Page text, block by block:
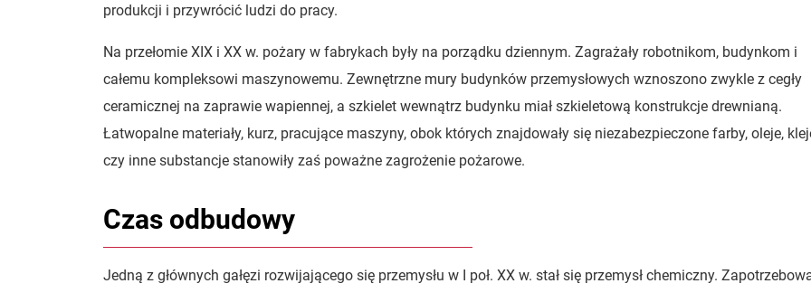
produkcji i przywrócić ludzi do pracy.
Na przełomie XIX i XX w. pożary w fabrykach były na porządku dziennym. Zagrażały robotnikom, budynkom i
całemu kompleksowi maszynowemu. Zewnętrzne mury budynków przemysłowych wznoszono zwykle z cegły
ceramicznej na zaprawie wapiennej, a szkielet wewnątrz budynku miał szkieletową konstrukcje drewnianą.
Łatwopalne materiały, kurz, pracujące maszyny, obok których znajdowały się niezabezpieczone farby, oleje,
czy inne substancje stanowiły zaś poważne zagrożenie pożarowe.
Czas odbudowy
Jedną z głównych gałęzi rozwijającego się przemysłu w I poł. XX w. stał się przemysł chemiczny.